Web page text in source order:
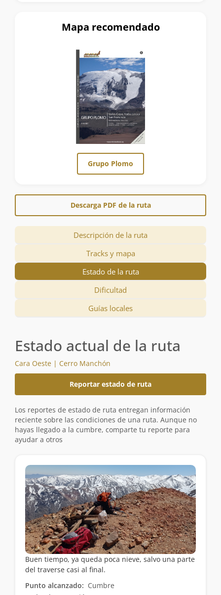
Mapa recomendado
Grupo Plomo
Descarga PDF de la ruta
Descripción de la ruta
Tracks y mapa
Estado de la ruta
Dificultad
Guías locales
Estado actual de la ruta
Cara Oeste | Cerro Manchón
Reportar estado de ruta
Los reportes de estado de ruta entregan información
reciente sobre las condiciones de una ruta. Aunque no
hayas llegado a la cumbre, comparte tu reporte para
ayudar a otros
Buen tiempo, ya queda poca nieve, salvo una parte
del traverse casi al final.
Punto alcanzado: Cumbre